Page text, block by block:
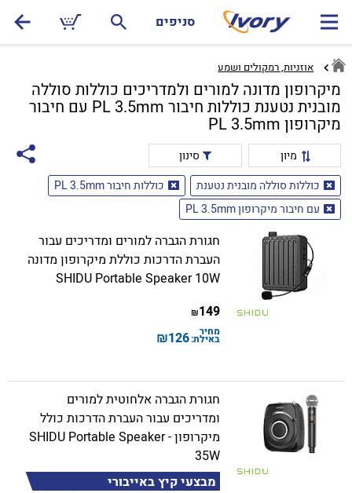
סניפים
אוזניות, רמקולים ושמע
מיקרופון מדונה למורים ולמדריכים כוללות סוללה
מובנית נטענת כוללות חיבור PL 3.5mm עם חיבור
מיקרופון PL 3.5mm
מיון
סינון
כוללות סוללה מובנית נטענת
כוללות חיבור PL 3.5mm
עם חיבור מיקרופון PL 3.5mm
חגורת הגברה למורים ומדריכים עבור
העברת הדרכות כוללת מיקרופון מדונה
SHIDU Portable Speaker 10W
149
₪
מחיר
באילת:126
₪
חגורת הגברה אלחוטית למורים
ומדריכים עבור העברת הדרכות כולל
מיקרופון - SHIDU Portable Speaker
35W
מבצעי קיץ באייבורי